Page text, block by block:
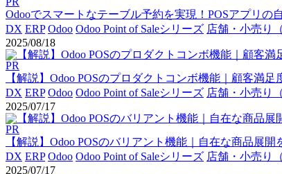
Odooでスマートなテーブル予約を実現！POSアプリの
DX ERP Odoo Odoo Point of Saleシリーズ 店舗・小売り
2025/08/18
PR
【解説】Odoo POSのプロダクトコンボ機能｜顧客満足
DX ERP Odoo Odoo Point of Saleシリーズ 店舗・小売り
2025/07/17
PR
【解説】Odoo POSのバリアント機能｜自在な商品展
DX ERP Odoo Odoo Point of Saleシリーズ 店舗・小売り
2025/07/17